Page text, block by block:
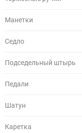
Манетки
Седло
Подседельный штырь
Педали
Шатун
Каретка